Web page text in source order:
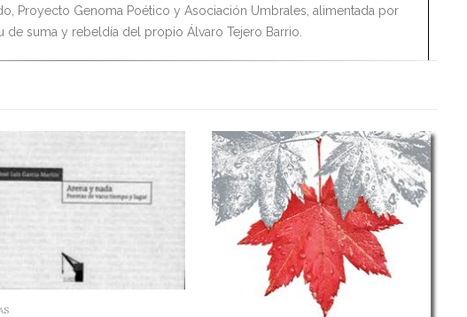
Proyecto Genoma Poético y Asociación Umbrales, alimentada por
de suma y rebeldía del propio Álvaro Tejero Barrio.